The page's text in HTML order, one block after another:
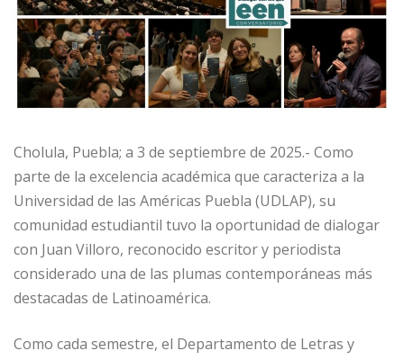
Cholula, Puebla; a 3 de septiembre de 2025.- Como
parte de la excelencia académica que caracteriza a la
Universidad de las Américas Puebla (UDLAP), su
comunidad estudiantil tuvo la oportunidad de dialogar
con Juan Villoro, reconocido escritor y periodista
considerado una de las plumas contemporáneas más
destacadas de Latinoamérica.
Como cada semestre, el Departamento de Letras y